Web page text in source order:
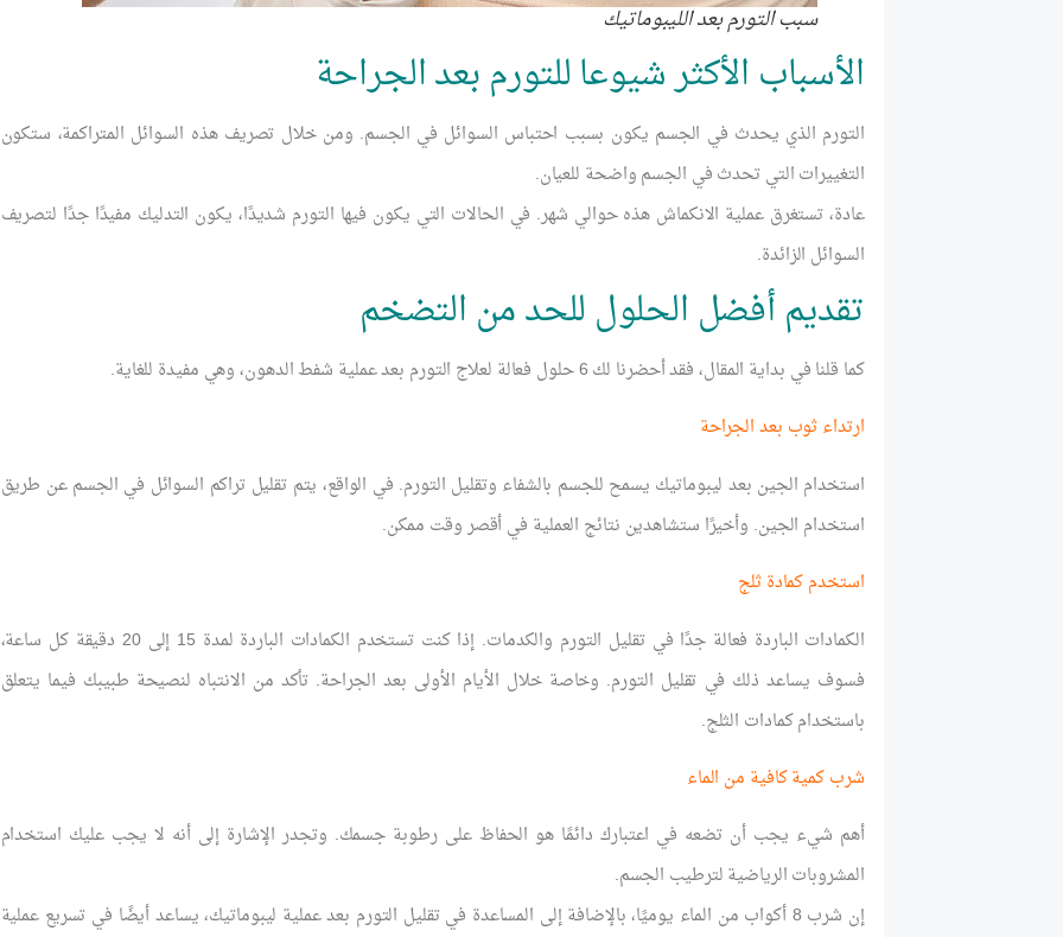
سبب التورم بعد الليبوماتيك
الأسباب الأكثر شيوعا للتورم بعد الجراحة
التورم الذي يحدث في الجسم يكون بسبب احتباس السوائل في الجسم. ومن خلال تصريف هذه السوائل المتراكمة، ستكون
التغييرات التي تحدث في الجسم واضحة للعيان.
عادة، تستغرق عملية الانكماش هذه حوالي شهر. في الحالات التي يكون فيها التورم شديدًا، يكون التدليك مفيدًا جدًا لتصريف
السوائل الزائدة.
تقديم أفضل الحلول للحد من التضخم
كما قلنا في بداية المقال، فقد أحضرنا لك 6 حلول فعالة لعلاج التورم بعد عملية شفط الدهون، وهي مفيدة للغاية.
ارتداء ثوب بعد الجراحة
استخدام الجين بعد ليبوماتيك يسمح للجسم بالشفاء وتقليل التورم. في الواقع، يتم تقليل تراكم السوائل في الجسم عن طريق
استخدام الجين. وأخيرًا ستشاهدين نتائج العملية في أقصر وقت ممكن.
استخدم كمادة ثلج
الكمادات الباردة فعالة جدًا في تقليل التورم والكدمات. إذا كنت تستخدم الكمادات الباردة لمدة 15 إلى 20 دقيقة كل ساعة،
فسوف يساعد ذلك في تقليل التورم. وخاصة خلال الأيام الأولى بعد الجراحة. تأكد من الانتباه لنصيحة طبيبك فيما يتعلق
باستخدام كمادات الثلج.
شرب كمية كافية من الماء
أهم شيء يجب أن تضعه في اعتبارك دائمًا هو الحفاظ على رطوبة جسمك. وتجدر الإشارة إلى أنه لا يجب عليك استخدام
المشروبات الرياضية لترطيب الجسم.
إن شرب 8 أكواب من الماء يوميًا، بالإضافة إلى المساعدة في تقليل التورم بعد عملية ليبوماتيك، يساعد أيضًا في تسريع عملية